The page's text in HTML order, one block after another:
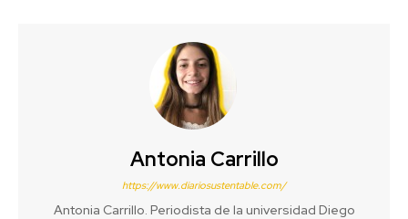
Antonia Carrillo
https://www.diariosustentable.com/
Antonia Carrillo. Periodista de la universidad Diego